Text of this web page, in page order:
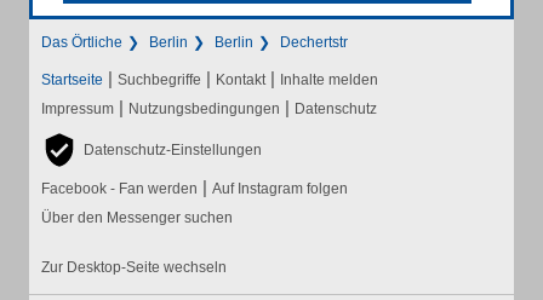
Das Örtliche Berlin Berlin Dechertstr
Startseite | Suchbegriffe | Kontakt | Inhalte melden
Impressum | Nutzungsbedingungen | Datenschutz
Datenschutz-Einstellungen
Facebook - Fan werden | Auf Instagram folgen
Über den Messenger suchen
Zur Desktop-Seite wechseln